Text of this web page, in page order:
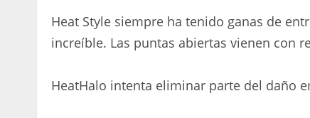
Heat Style siempre ha tenido ganas de
increíble. Las puntas abiertas vienen con
HeatHalo intenta eliminar parte del daño